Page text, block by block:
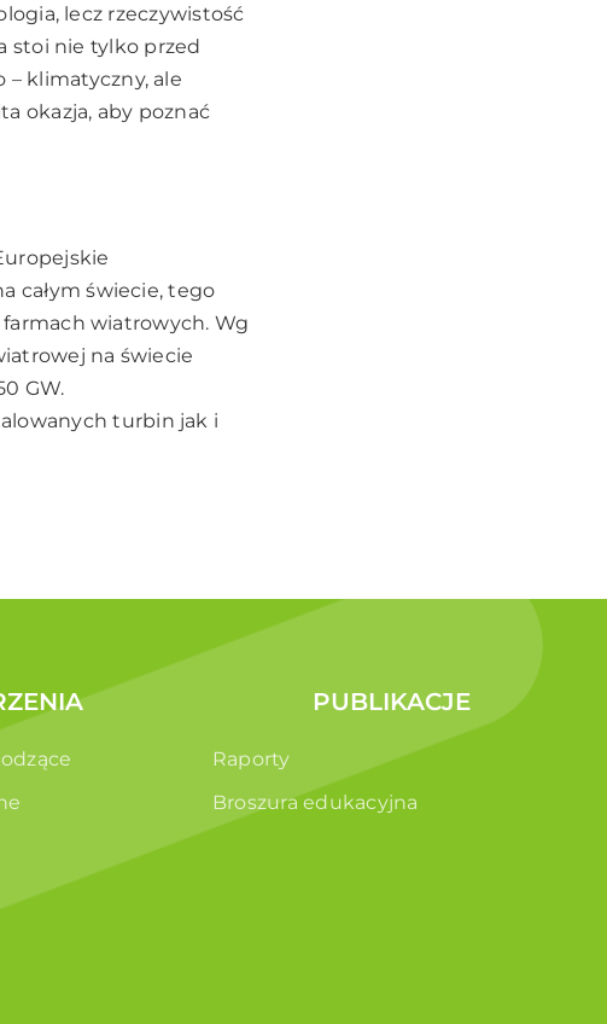
lecz rzeczywistość
stoi nie tylko przed
klimatyczny, ale
okazja, aby poznać
całym świecie, tego
wiatrowych. Wg
na świecie
GW.
turbin jak i
PUBLIKACJE
Raporty
Broszura edukacyjna